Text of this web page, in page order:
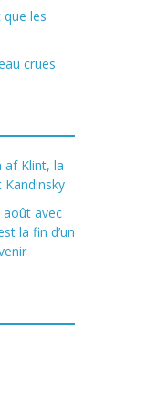
que les
crues
af Klint, la
Kandinsky
août avec
la fin d’un